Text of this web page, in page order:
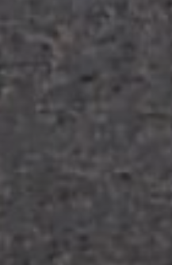
STRATÉGIÁK
BEJELENTŐ